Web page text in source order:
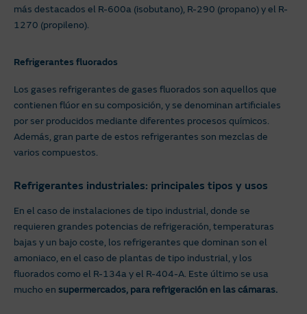
más destacados el R-600a (isobutano), R-290 (propano) y el R-
1270 (propileno).
Refrigerantes fluorados
Los gases refrigerantes de gases fluorados son aquellos que
contienen flúor en su composición, y se denominan artificiales
por ser producidos mediante diferentes procesos químicos.
Además, gran parte de estos refrigerantes son mezclas de
varios compuestos.
Refrigerantes industriales: principales tipos y usos
En el caso de instalaciones de tipo industrial, donde se
requieren grandes potencias de refrigeración, temperaturas
bajas y un bajo coste, los refrigerantes que dominan son el
amoniaco, en el caso de plantas de tipo industrial, y los
fluorados como el R-134a y el R-404-A. Este último se usa
mucho en supermercados, para refrigeración en las cámaras.